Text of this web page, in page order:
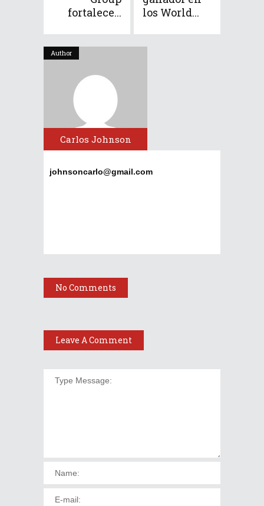
fortalece...
los World...
Author
Carlos Johnson
johnsoncarlo@gmail.com
No Comments
Leave A Comment